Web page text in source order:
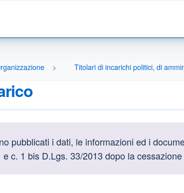
Titolari di incarichi politici, di
introduttive
pubblicati i dati, le informazioni ed i
c. 1 bis D.Lgs. 33/2013 dopo la